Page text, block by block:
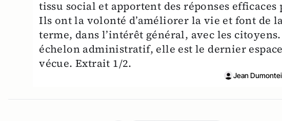
tissu social et apportent des réponses
Ils ont la volonté d’améliorer la vie et font de
terme, dans l’intérêt général, avec les
échelon administratif, elle est le dernier
vécue. Extrait 1/2.
Jean